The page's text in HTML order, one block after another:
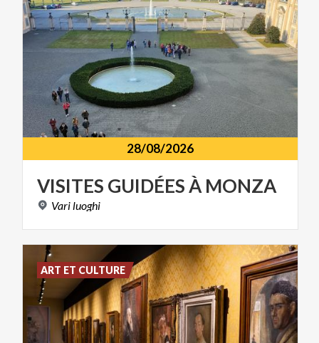
28/08/2026
VISITES GUIDÉESÀ MONZA
Variluoghi
ART ET CULTURE